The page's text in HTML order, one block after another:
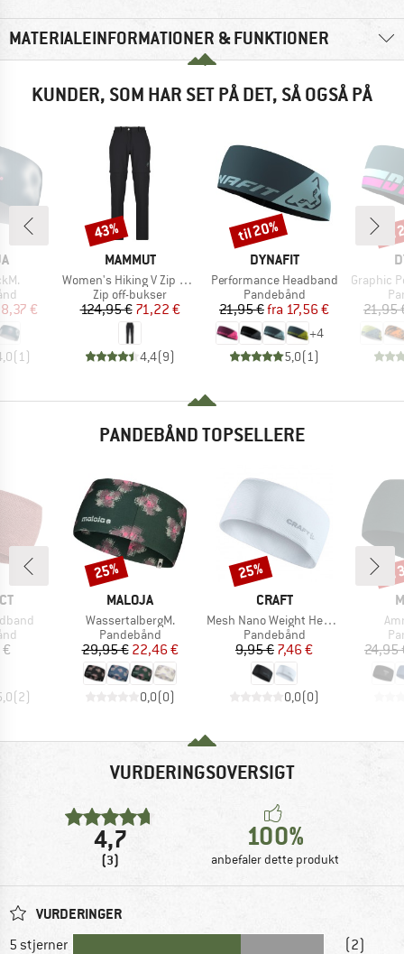
MATERIALEINFORMATIONER & FUNKTIONER
KUNDER, SOM HAR SET PÅ DET, SÅ OGSÅ PÅ
pris
8,37 €
(1 )
MÆRKE
MAMMUT
Artikel
Women's Hiking V Zip Off Pants
Produktgruppe
Zip off-bukser
Pris
124,95 €Nedsat pris
71,22 €
4,4(9)
Rabat
43%
MÆRKE
DYNAFIT
Artikel
Performance Headband
Produktgruppe
Pandebånd
Pris
21,95 € Nedsat pris
fra 17,56 €
+4
5,0(1 )
Rabat
til 20%
Artikel
Graphic
21,95
PANDEBÅND TOPSELLERE
(2)
MÆRKE
MALOJA
Artikel
WassertalbergM.
Produktgruppe
Pandebånd
Pris
29,95 €Nedsat pris
22,46 €
0,0(0)
Rabat
25%
MÆRKE
CRAFT
Artikel
Mesh Nano Weight Headband
Produktgruppe
Pandebånd
Pris
9,95 €Nedsat pris
7,46 €
0,0(0)
Rabat
25%
24,95
VURDERINGSOVERSIGT
4,7
(3)
100%
anbefaler dette produkt
VURDERINGER
5 stjerner (2)